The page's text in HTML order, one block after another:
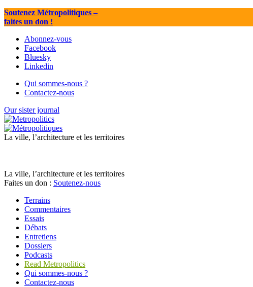
Soutenez Métropolitiques–
faites un don !
Abonnez-vous
Facebook
Bluesky
Linkedin
Qui sommes-nous ?
Contactez-nous
Our sister journal
La ville, l’architecture et les territoires
La ville, l’architecture et les territoires
Faites un don : Soutenez-nous
Terrains
Commentaires
Essais
Débats
Entretiens
Dossiers
Podcasts
Read Metropolitics
Qui sommes-nous ?
Contactez-nous